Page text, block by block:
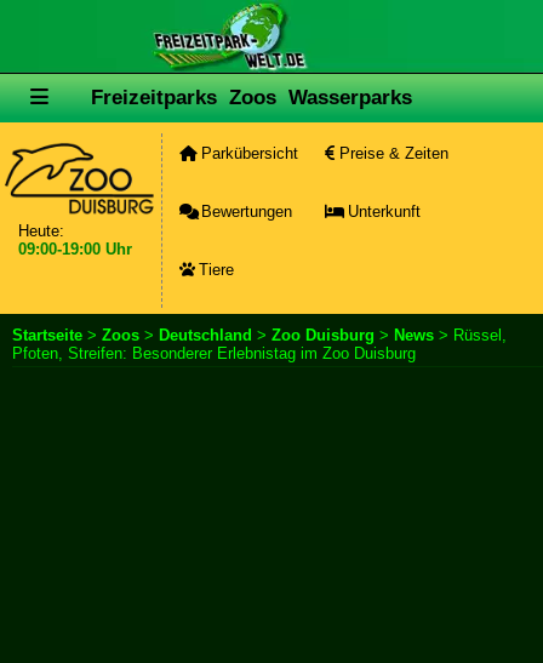
Freizeitparks Zoos Wasserparks
Heute:
09:00-19:00 Uhr
Parkübersicht Preise & Zeiten
Bewertungen Unterkunft
Tiere
Startseite > Zoos > Deutschland > Zoo Duisburg > News > Rüssel,
Pfoten, Streifen: Besonderer Erlebnistag im Zoo Duisburg